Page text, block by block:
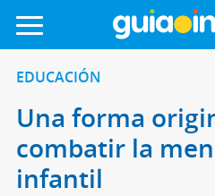
EDUCACIÓN
Una forma
combatir la
infantil